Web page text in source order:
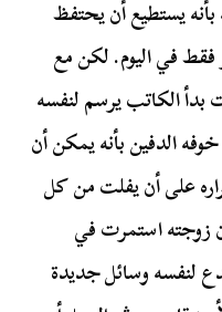
يستطيع أن يحتفظ
في اليوم. لكن مع
بدأ الكاتب يرسم لنفسه
الدفين بأنه يمكن أن
على أن يفلت من كل
زوجته استمرت في
لنفسه وسائل جديدة